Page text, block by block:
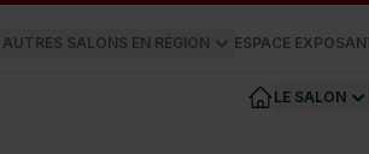
SALONS EN RÉGION ESPACE
LE SALON